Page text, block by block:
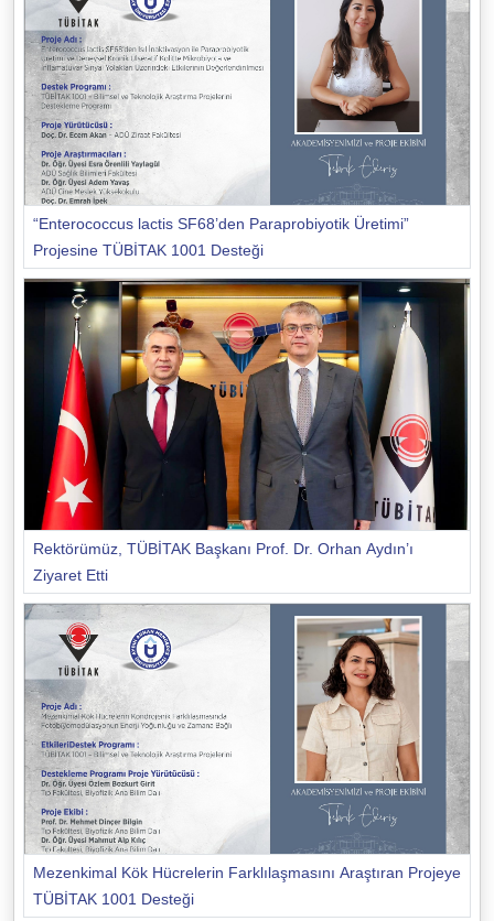
“Enterococcus lactis SF68’den Paraprobiyotik Üretimi”
Projesine TÜBİTAK 1001 Desteği
Rektörümüz, TÜBİTAK Başkanı Prof. Dr. Orhan Aydın’ı
Ziyaret Etti
Mezenkimal Kök Hücrelerin Farklılaşmasını Araştıran Projeye
TÜBİTAK 1001 Desteği